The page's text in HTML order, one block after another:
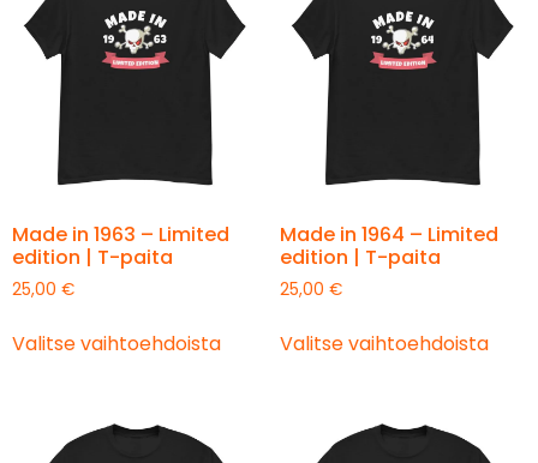
Made in 1963 – Limited
edition | T-paita
25,00 €
Valitse vaihtoehdoista
Made in 1964 – Limited
edition | T-paita
25,00 €
Valitse vaihtoehdoista